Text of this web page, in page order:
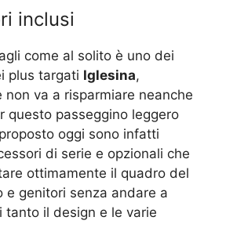
inclusi
come al solito è uno dei
plus targati Iglesina,
non va a risparmiare neanche
questo passeggino leggero
oggi sono infatti
di serie e opzionali che
ottimamente il quadro del
genitori senza andare a
tanto il design e le varie